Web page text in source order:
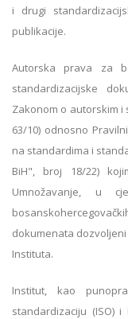
i drugi
publikacije.
Autorska prava za
standardizacijske
Zakonom o autorskim i
63/10) odnosno
na standardima i
BiH", broj 18/22)
Umnožavanje, u
dokumenata
Instituta.
Institut, kao
standardizaciju (ISO)